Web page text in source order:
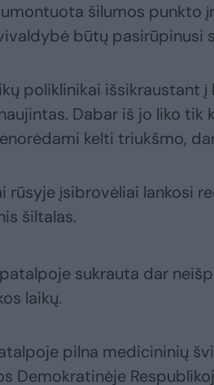
šilumos punkto
būtų pasirūpinusi
poliklinikai išsikraustant
Dabar iš jo liko tik
kelti triukšmo,
rūsyje įsibrovėliai lankosi
šiltalas.
sukrauta dar
laikų.
pilna medicininių
Demokratinėje